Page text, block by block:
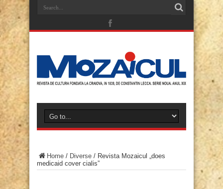
Home / Diverse / Revista Mozaicul „does
medicaid cover cialis”